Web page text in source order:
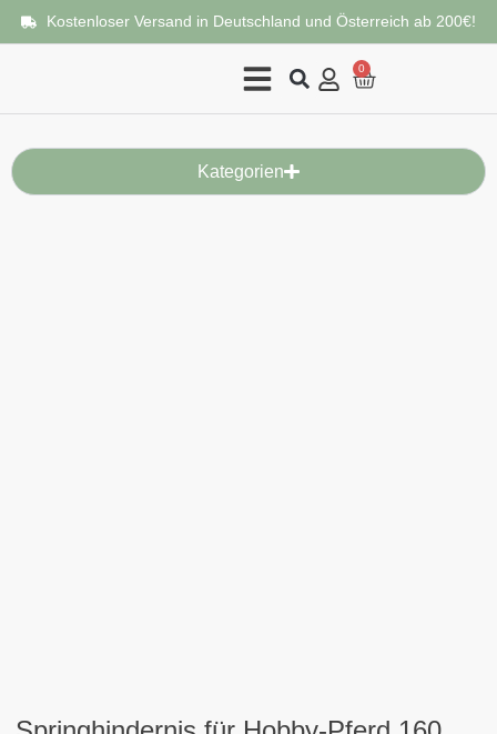
Kostenloser Versand in Deutschland und Österreich ab 200€!
0
Kategorien